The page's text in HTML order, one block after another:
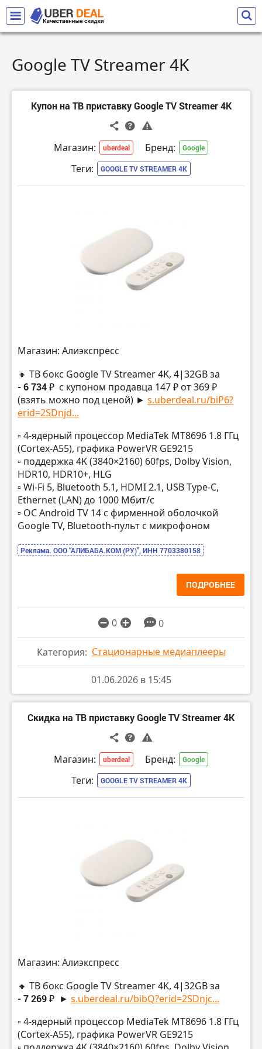
Google TV Streamer 4K
Купон на ТВ приставку Google TV Streamer 4K
Магазин: uberdeal Бренд: Google
Теги: GOOGLE TV STREAMER 4K
Магазин: Алиэкспресс
🔸 ТВ бокс Google TV Streamer 4K, 4|32GB за
- 6 734 ₽ с купоном продавца 147 ₽ от 369 ₽
(взять можно под ценой) ► s.uberdeal.ru/biP6?
erid=2SDnjd...
▫️ 4-ядерный процессор MediaTek MT8696 1.8 ГГц
(Cortex-A55), графика PowerVR GE9215
▫️ поддержка 4K (3840×2160) 60fps, Dolby Vision,
HDR10, HDR10+, HLG
▫️ Wi-Fi 5, Bluetooth 5.1, HDMI 2.1, USB Type-C,
Ethernet (LAN) до 1000 Мбит/с
▫️ ОС Android TV 14 с фирменной оболочкой
Google TV, Bluetooth-пульт с микрофоном
Реклама. ООО “АЛИБАБА.КОМ (РУ)”, ИНН 7703380158
ПОДРОБНЕЕ
0 0
Категория: Стационарные медиаплееры
01.06.2026 в 15:45
Скидка на ТВ приставку Google TV Streamer 4K
Магазин: uberdeal Бренд: Google
Теги: GOOGLE TV STREAMER 4K
Магазин: Алиэкспресс
🔸 ТВ бокс Google TV Streamer 4K, 4|32GB за
- 7 269 ₽ ► s.uberdeal.ru/bibQ?erid=2SDnjc...
▫️ 4-ядерный процессор MediaTek MT8696 1.8 ГГц
(Cortex-A55), графика PowerVR GE9215